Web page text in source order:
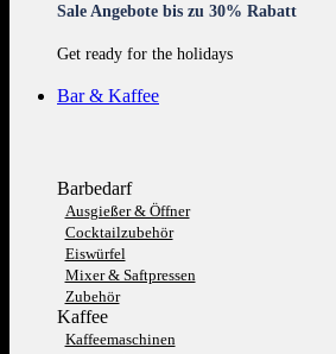
Sale Angebote bis zu 30% Rabatt
Get ready for the holidays
Bar & Kaffee
Barbedarf
Ausgießer & Öffner
Cocktailzubehör
Eiswürfel
Mixer & Saftpressen
Zubehör
Kaffee
Kaffeemaschinen